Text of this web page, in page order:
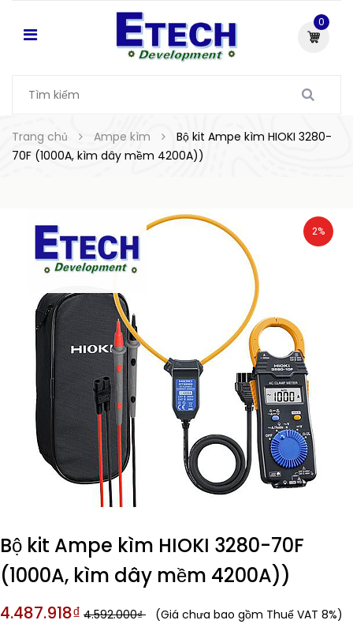
0
Trang chủ Ampe kìm
Bộ kit Ampe kìm HIOKI 3280-
70F (1000A, kìm dây mềm 4200A))
2%
Bộ kit Ampe kìm HIOKI 3280-70F
(1000A, kìm dây mềm 4200A))
4.487.918₫ 4.592.000₫ (Giá chưa bao gồm Thuế VAT 8%)